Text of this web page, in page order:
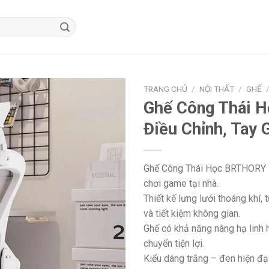
TRANG CHỦ / NỘI THẤT / GHẾ
Ghế Công Thái
Điều Chỉnh, Tay
Ghế Công Thái Học
chơi game tại nhà.
Thiết kế lưng lưới thoáng khí,
và tiết kiệm không gian.
Ghế có khả năng nâng hạ
chuyển tiện lợi.
Kiểu dáng trắng – đen hiện